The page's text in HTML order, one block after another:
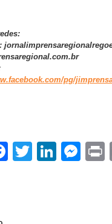
pg/
Facebook
Twitter